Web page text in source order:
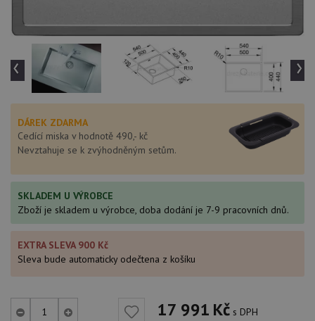
‹ ›
DÁREK ZDARMA
Cedící miska v hodnotě 490,- kč
Nevztahuje se k zvýhodněným setům.
SKLADEM U VÝROBCE
Zboží je skladem u výrobce, doba dodání je 7-9 pracovních dnů.
EXTRA SLEVA 900 Kč
Sleva bude automaticky odečtena z košíku
17 991 Kč s DPH